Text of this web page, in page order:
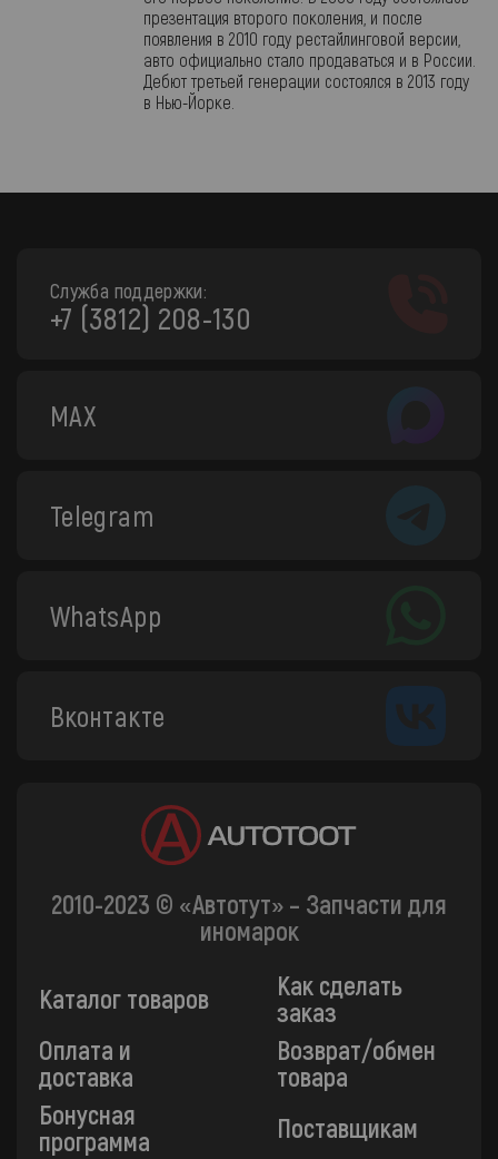
презентация второго поколения, и после
появления в 2010 году рестайлинговой версии,
авто официально стало продаваться и в России.
Дебют третьей генерации состоялся в 2013 году
в Нью-Йорке.
Служба поддержки:
+7 (3812) 208-130
MAX
Telegram
WhatsApp
Вконтакте
2010-2023 © «Автотут» – Запчасти для
иномарок
Каталог товаров
Как сделать
заказ
Оплата и
доставка
Возврат/обмен
товара
Бонусная
программа
Поставщикам